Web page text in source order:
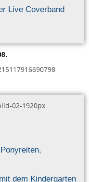
Live Coverband
dem Kindergarten